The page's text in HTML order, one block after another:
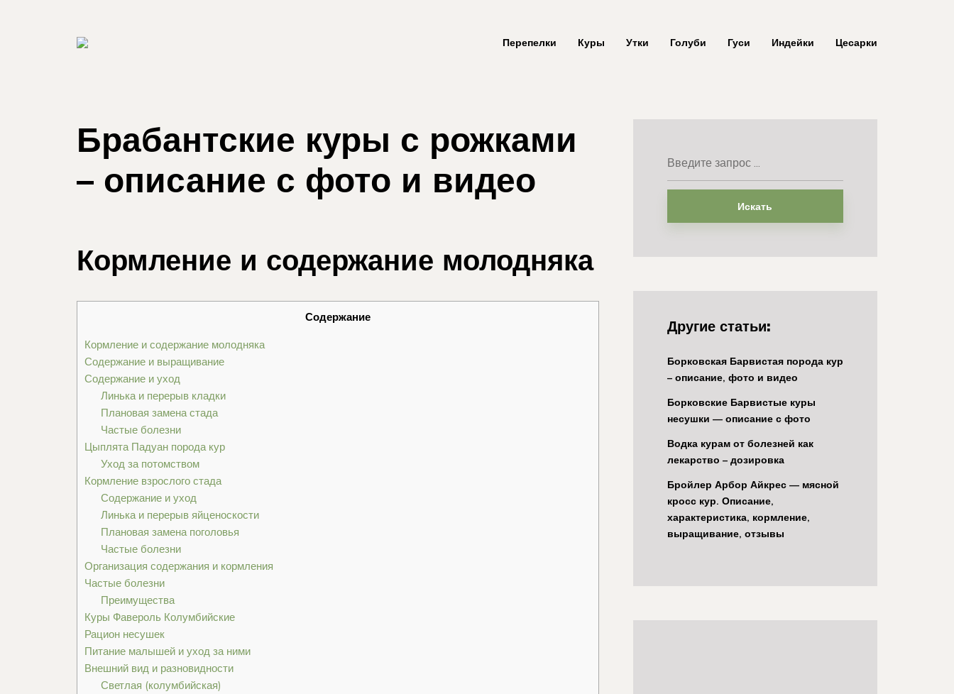
Перепелки Куры Утки Голуби Гуси Индейки Цесарки
Брабантские куры с рожками
– описание с фото и видео
Кормление и содержание молодняка
Содержание
Кормление и содержание молодняка
Содержание и выращивание
Содержание и уход
Линька и перерыв кладки
Плановая замена стада
Частые болезни
Цыплята Падуан порода кур
Уход за потомством
Кормление взрослого стада
Содержание и уход
Линька и перерыв яйценоскости
Плановая замена поголовья
Частые болезни
Организация содержания и кормления
Частые болезни
Преимущества
Куры Фавероль Колумбийские
Рацион несушек
Питание малышей и уход за ними
Внешний вид и разновидности
Светлая (колумбийская)
Искать
Другие статьи:
Борковская Барвистая порода кур
– описание, фото и видео
Борковские Барвистые куры
несушки — описание с фото
Водка курам от болезней как
лекарство – дозировка
Бройлер Арбор Айкрес — мясной
кросс кур. Описание,
характеристика, кормление,
выращивание, отзывы